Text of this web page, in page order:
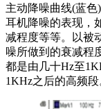
主动降噪曲线(蓝
耳机降噪的表现，
减程度等等。以被
噪所做到的衰减程
都是由几十Hz至
1KHz之后的高频段